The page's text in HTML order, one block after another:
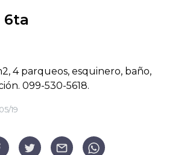
6ta
4 parqueos, esquinero, baño,
099-530-5618.
19